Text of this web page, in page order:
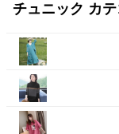
チュニック カ